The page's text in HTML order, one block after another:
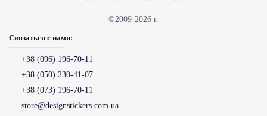
©2009-2026 г.
Связаться с нами:
+38 (096) 196-70-11
+38 (050) 230-41-07
+38 (073) 196-70-11
store@designstickers.com.ua